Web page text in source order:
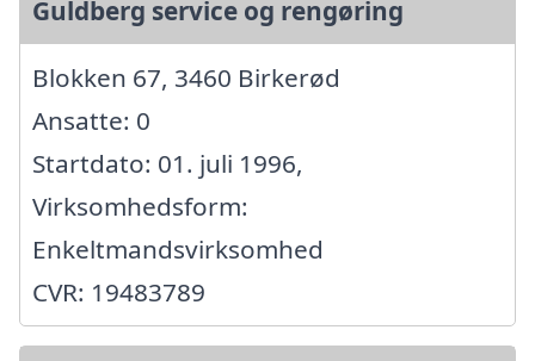
Guldberg service og rengøring
Blokken 67, 3460 Birkerød
Ansatte: 0
Startdato: 01. juli 1996,
Virksomhedsform:
Enkeltmandsvirksomhed
CVR: 19483789